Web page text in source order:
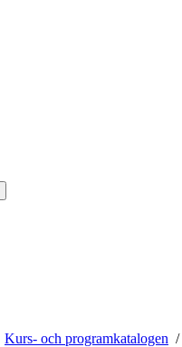
Kurs- och programkatalogen